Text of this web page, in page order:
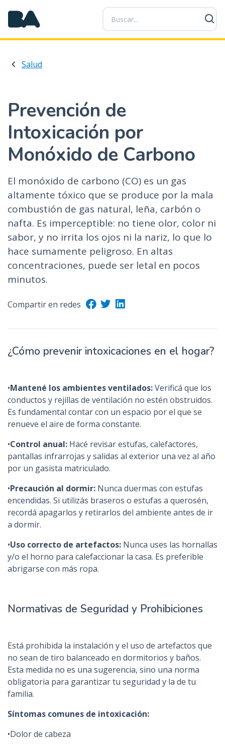
P
a
s
a
o
n
e
n
i
o
p
r
i
n
c
p
Salud
Prevención de
Intoxicación por
Monóxido de Carbono
El monóxido de carbono (CO) es un gas
altamente tóxico que se produce por la mala
combustión de gas natural, leña, carbón o
nafta. Es imperceptible: no tiene olor, color ni
sabor, y no irrita los ojos ni la nariz, lo que lo
hace sumamente peligroso. En altas
concentraciones, puede ser letal en pocos
minutos.
Compartir en redes
¿Cómo prevenir intoxicaciones en el hogar?
•Mantené los ambientes ventilados:Verificá que los
conductos y rejillas de ventilación no estén obstruidos.
Es fundamental contar con un espacio por el que se
renueve el aire de forma constante.
•Control anual: Hacé revisar estufas, calefactores,
pantallas infrarrojas y salidas al exterior una vez al año
por un gasista matriculado.
•Precaución al dormir: Nunca duermas con estufas
encendidas. Si utilizás braseros o estufas a querosén,
recordá apagarlos y retirarlos del ambiente antes de ir
a dormir.
•Uso correcto de artefactos: Nunca uses las hornallas
y/o el horno para calefaccionar la casa. Es preferible
abrigarse con más ropa.
Normativas de Seguridad y Prohibiciones
Está prohibida la instalación y el uso de artefactos que
no sean de tiro balanceado en dormitorios y baños.
Esta medida no es una sugerencia, sino una norma
obligatoria para garantizar tu seguridad y la de tu
familia.
Síntomas comunes de intoxicación:
•Dolor de cabeza